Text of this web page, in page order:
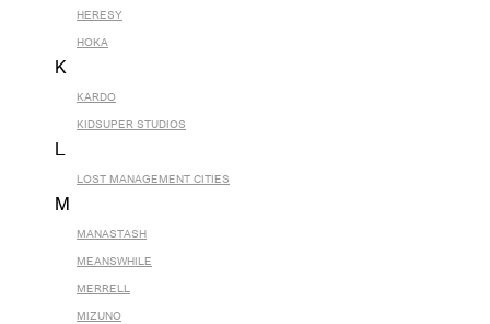
HERESY
HOKA
K
KARDO
KIDSUPER STUDIOS
L
LOST MANAGEMENT CITIES
M
MANASTASH
MEANSWHILE
MERRELL
MIZUNO